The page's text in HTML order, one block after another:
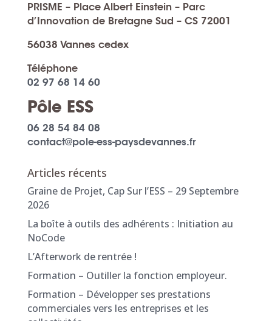
PRISME – Place Albert Einstein – Parc
d’Innovation de Bretagne Sud – CS 72001
56038 Vannes cedex
Téléphone
02 97 68 14 60
Pôle ESS
06 28 54 84 08
contact@pole-ess-paysdevannes.fr
Articles récents
Graine de Projet, Cap Sur l’ESS – 29 Septembre
2026
La boîte à outils des adhérents : Initiation au
NoCode
L’Afterwork de rentrée !
Formation – Outiller la fonction employeur.
Formation – Développer ses prestations
commerciales vers les entreprises et les